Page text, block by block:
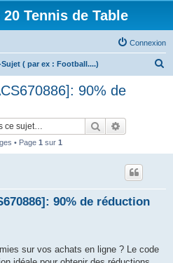
Tennis de Table
Connexion
( par ex : Football....)
90% de
Rechercher
• Page 1 sur 1
90% de réduction
sur vos achats en ligne ? Le code